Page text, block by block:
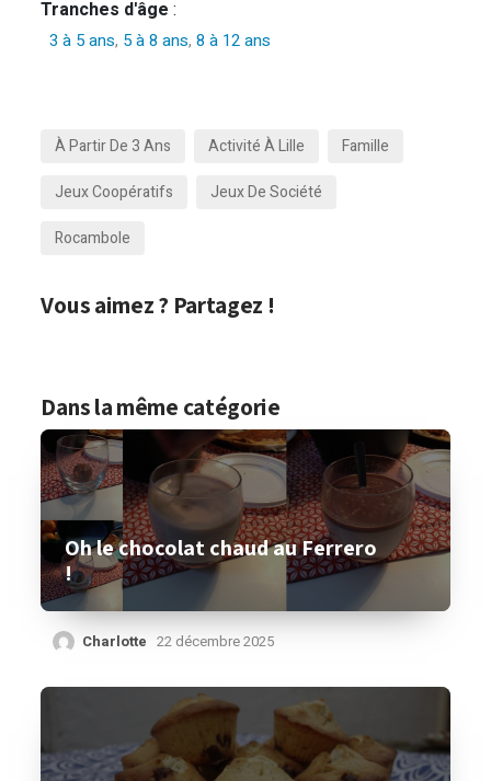
Tranches d'âge :
3 à 5 ans, 5 à 8 ans,8 à 12 ans
À Partir De 3 Ans Activité À Lille
Famille
Jeux Coopératifs
Jeux De Société
Rocambole
Vous aimez ? Partagez !
Dans la même catégorie
Oh le chocolat chaud au Ferrero
!
Charlotte 22 décembre 2025